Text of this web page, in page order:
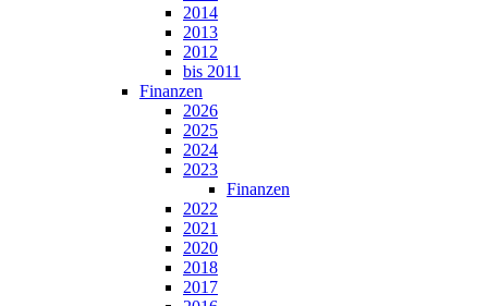
2014
2013
2012
bis 2011
Finanzen
2026
2025
2024
2023
Finanzen
2022
2021
2020
2018
2017